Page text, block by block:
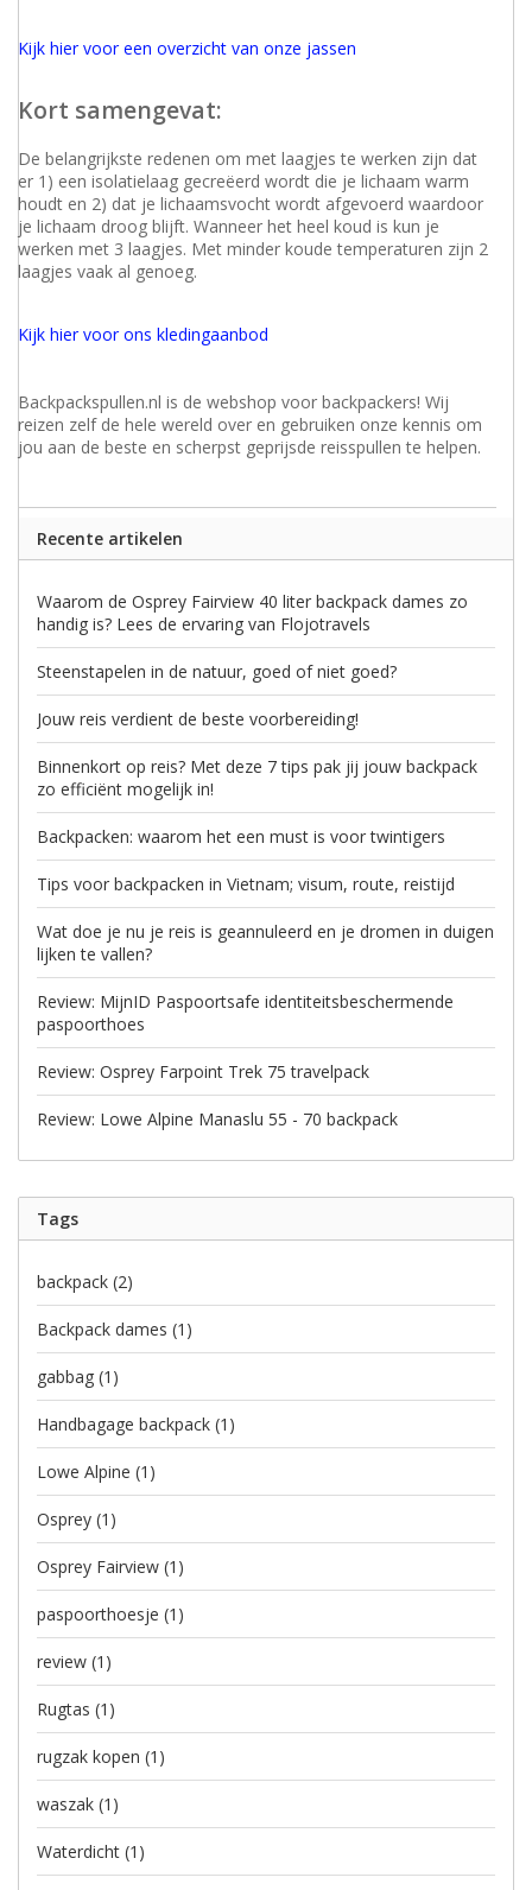
Kijk hier voor een overzicht van onze jassen
Kort samengevat:
De belangrijkste redenen om met laagjes te werken zijn dat
er 1) een isolatielaag gecreëerd wordt die je lichaam warm
houdt en 2) dat je lichaamsvocht wordt afgevoerd waardoor
je lichaam droog blijft. Wanneer het heel koud is kun je
werken met 3 laagjes. Met minder koude temperaturen zijn 2
laagjes vaak al genoeg.
Kijk hier voor ons kledingaanbod
Backpackspullen.nl is de webshop voor backpackers! Wij
reizen zelf de hele wereld over en gebruiken onze kennis om
jou aan de beste en scherpst geprijsde reisspullen te helpen.
Recente artikelen
Waarom de Osprey Fairview 40 liter backpack dames zo
handig is? Lees de ervaring van Flojotravels
Steenstapelen in de natuur, goed of niet goed?
Jouw reis verdient de beste voorbereiding!
Binnenkort op reis? Met deze 7 tips pak jij jouw backpack
zo efficiënt mogelijk in!
Backpacken: waarom het een must is voor twintigers
Tips voor backpacken in Vietnam; visum, route, reistijd
Wat doe je nu je reis is geannuleerd en je dromen in duigen
lijken te vallen?
Review: MijnID Paspoortsafe identiteitsbeschermende
paspoorthoes
Review: Osprey Farpoint Trek 75 travelpack
Review: Lowe Alpine Manaslu 55 - 70 backpack
Tags
backpack (2)
Backpack dames (1)
gabbag (1)
Handbagage backpack (1)
Lowe Alpine (1)
Osprey (1)
Osprey Fairview (1)
paspoorthoesje (1)
review (1)
Rugtas (1)
rugzak kopen (1)
waszak (1)
Waterdicht (1)